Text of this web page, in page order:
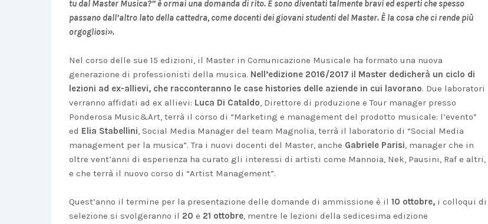
tu dal Master Musica?” è ormai una domanda di rito. E sono diventati talmente bravi ed esperti che spesso
passano dall’altro lato della cattedra, come docenti dei giovani studenti del Master. È la cosa che ci rende più
orgogliosi».
Nel corso delle sue 15 edizioni, il Master in Comunicazione Musicale ha formato una nuova
generazione di professionisti della musica. Nell’edizione 2016/2017 il Master dedicherà un ciclo di
lezioni ad ex-allievi, che racconteranno le case histories delle aziende in cui lavorano. Due laboratori
verranno affidati ad ex allievi: Luca Di Cataldo, Direttore di produzione e Tour manager presso
Ponderosa Music&Art, terrà il corso di “Marketing e management del prodotto musicale: l’evento”
ed Elia Stabellini, Social Media Manager del team Magnolia, terrà il laboratorio di “Social Media
management per la musica”. Tra i nuovi docenti del Master, anche Gabriele Parisi, manager che in
oltre vent’anni di esperienza ha curato gli interessi di artisti come Mannoia, Nek, Pausini, Raf e altri,
e che terrà il nuovo corso di “Artist Management”.
Quest’anno il termine per la presentazione delle domande di ammissione è il 10 ottobre, i colloqui di
selezione si svolgeranno il 20 e 21 ottobre, mentre le lezioni della sedicesima edizione